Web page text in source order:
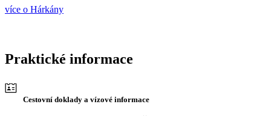
více o Hárkány
Praktické informace
Cestovní doklady a vízové informace